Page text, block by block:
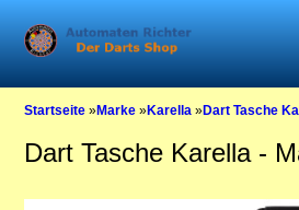
Startseite »Marke »Karella »Dart Tasche
Dart Tasche Karella -